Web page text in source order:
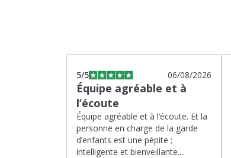
5/5 06/08/2026
Équipe agréable et à
l’écoute
Équipe agréable et à l’écoute. Et la
personne en charge de la garde
d’enfants est une pépite ;
intelligente et bienveillante....